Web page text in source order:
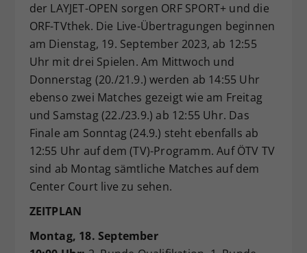
der LAYJET-OPEN sorgen ORF SPORT+ und die
ORF-TVthek. Die Live-Übertragungen beginnen
am Dienstag, 19. September 2023, ab 12:55
Uhr mit drei Spielen. Am Mittwoch und
Donnerstag (20./21.9.) werden ab 14:55 Uhr
ebenso zwei Matches gezeigt wie am Freitag
und Samstag (22./23.9.) ab 12:55 Uhr. Das
Finale am Sonntag (24.9.) steht ebenfalls ab
12:55 Uhr auf dem (TV)-Programm. Auf ÖTV TV
sind ab Montag sämtliche Matches auf dem
Center Court live zu sehen.
ZEITPLAN
Montag, 18. September